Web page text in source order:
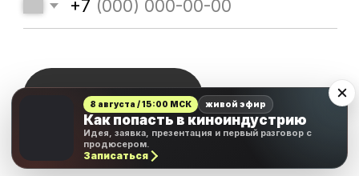
8 августа / 15:00 МСК живой эфир
Как попасть в киноиндустрию
Идея, заявка, презентация и первый разговор с
продюсером.
Записаться